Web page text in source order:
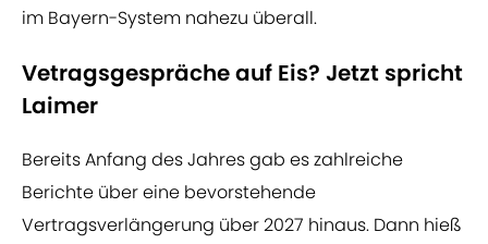
im Bayern-System nahezu überall.
Vetragsgespräche auf Eis? Jetzt spricht
Laimer
Bereits Anfang des Jahres gab es zahlreiche
Berichte über eine bevorstehende
Vertragsverlängerung über 2027 hinaus. Dann hieß